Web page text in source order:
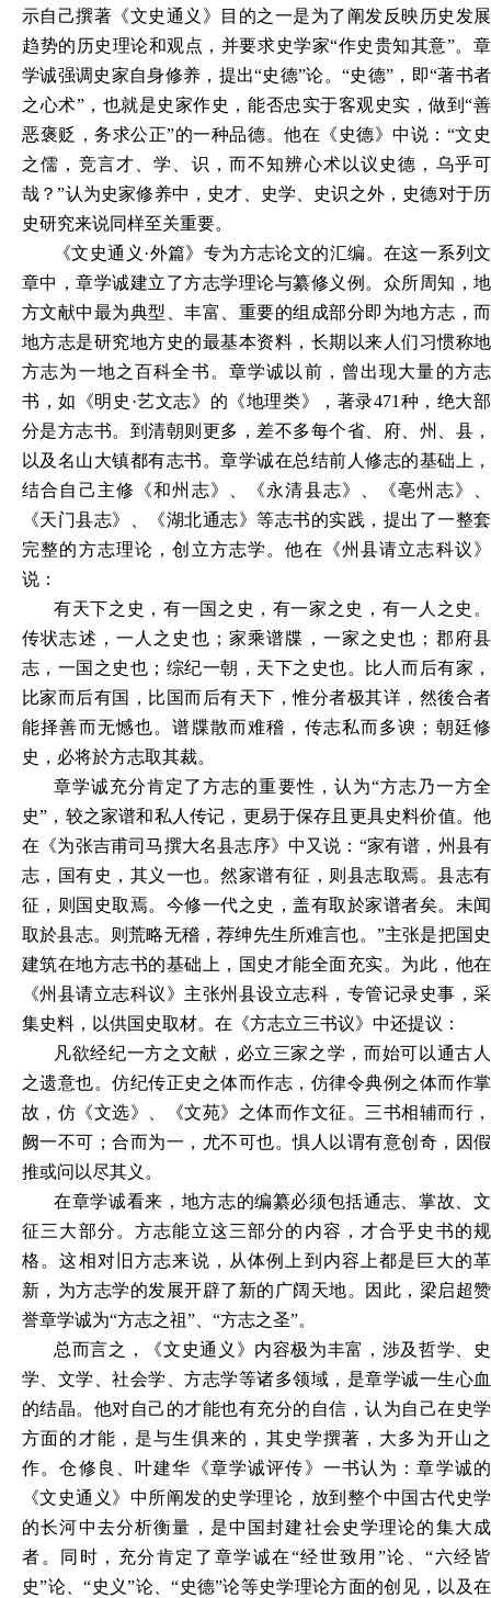
示自己撰著《文史通义》目的之一是为了阐发反映历史发展
趋势的历史理论和观点，并要求史学家“作史贵知其意”。章
学诚强调史家自身修养，提出“史德”论。“史德”，即“著书者
之心术”，也就是史家作史，能否忠实于客观史实，做到“善
恶褒贬，务求公正”的一种品德。他在《史德》中说：“文史
之儒，竞言才、学、识，而不知辨心术以议史德，乌乎可
哉？”认为史家修养中，史才、史学、史识之外，史德对于历
史研究来说同样至关重要。
《文史通义·外篇》专为方志论文的汇编。在这一系列文
章中，章学诚建立了方志学理论与纂修义例 。 众所周知，地
方文献中最为典型、丰富、重要的组成部分即为地方志，而
地方志是研究地方史的最基本资料，长期以来人们习惯称地
方志为一地之百科全书。章学诚以前，曾出现大量的方志
书，如《明史·艺文志》的《地理类》，著录471种，绝大部
分是方志书。到清朝则更多，差不多每个省、府、州、县，
以及名山大镇都有志书。章学诚在总结前人修志的基础上，
结合自己主修《和州志》、《永清县志》、《亳州志》、
《天门县志》、《湖北通志》等志书的实践，提出了一整套
完整的方志理论，创立方志学。他在《州县请立志科议》
说：
有天下之史，有一国之史，有一家之史，有一人之史。
传状志述，一人之史也；家乘谱牒，一家之史也；郡府县
志，一国之史也；综纪一朝，天下之史也。比人而后有家，
比家而后有国，比国而后有天下，惟分者极其详，然後合者
能择善而无憾也。谱牒散而难稽，传志私而多谀；朝廷修
史，必将於方志取其裁。
章学诚充分肯定了方志的重要性，认为“方志乃一方全
史”，较之家谱和私人传记，更易于保存且更具史料价值。他
在《为张吉甫司马撰大名县志序》中又说：“家有谱，州县有
志，国有史，其义一也。然家谱有征，则县志取焉。县志有
征，则国史取焉。今修一代之史，盖有取於家谱者矣。未闻
取於县志。则荒略无稽，荐绅先生所难言也。”主张是把国史
建筑在地方志书的基础上，国史才能全面充实。为此，他在
《州县请立志科议》主张州县设立志科，专管记录史事，采
集史料，以供国史取材。在《方志立三书议》中还提议：
凡欲经纪一方之文献，必立三家之学，而始可以通古人
之遗意也。仿纪传正史之体而作志，仿律令典例之体而作掌
故，仿《文选》、《文苑》之体而作文征。三书相辅而行，
阙一不可；合而为一，尤不可也。惧人以谓有意创奇，因假
推或问以尽其义。
在章学诚看来，地方志的编纂必须包括通志、掌故、文
征三大部分。方志能立这三部分的内容，才合乎史书的规
格。这相对旧方志来说，从体例上到内容上都是巨大的革
新，为方志学的发展开辟了新的广阔天地。因此，梁启超赞
誉章学诚为“方志之祖”、“方志之圣”。
总而言之，《文史通义》内容极为丰富，涉及哲学、史
学、文学、社会学、方志学等诸多领域，是章学诚一生心血
的结晶。他对自己的才能也有充分的自信，认为自己在史学
方面的才能，是与生俱来的，其史学撰著，大多为开山之
作。仓修良、叶建华《章学诚评传》一书认为：章学诚的
《文史通义》中所阐发的史学理论，放到整个中国古代史学
的长河中去分析衡量，是中国封建社会史学理论的集大成
者。同时，充分肯定了章学诚在“经世致用”论、“六经皆
史”论、“史义”论、“史德”论等史学理论方面的创见，以及在